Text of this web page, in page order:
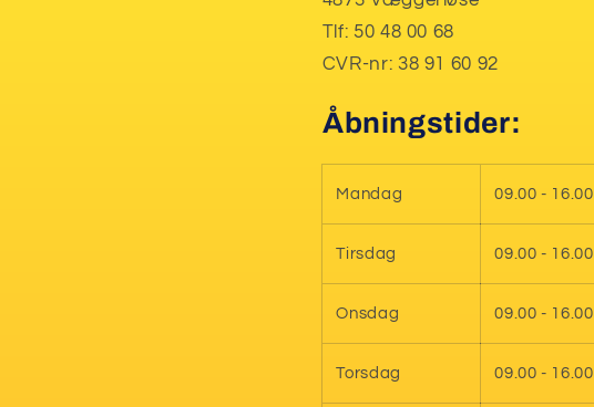
Tlf: 50 48 00 68
CVR-nr: 38 91 60 92
Åbningstider:
Mandag 09.00 - 16.00
Tirsdag 09.00 - 16.00
Onsdag 09.00 - 16.00
Torsdag 09.00 - 16.00